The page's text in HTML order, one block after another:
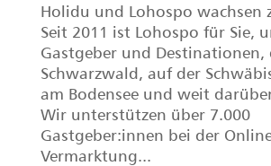
Holidu und Lohospo wachsen
Seit 2011 ist Lohospo für Sie,
Gastgeber und Destinationen,
Schwarzwald, auf der
am Bodensee und weit
Wir unterstützen über 7.000
Gastgeber:innen bei der
Vermarktung...